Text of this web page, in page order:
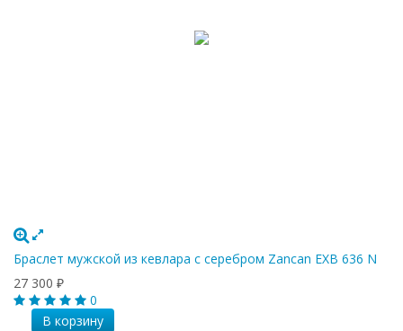
Браслет мужской из кевлара с серебром Zancan EXB 636 N
27 300 ₽
0
В корзину